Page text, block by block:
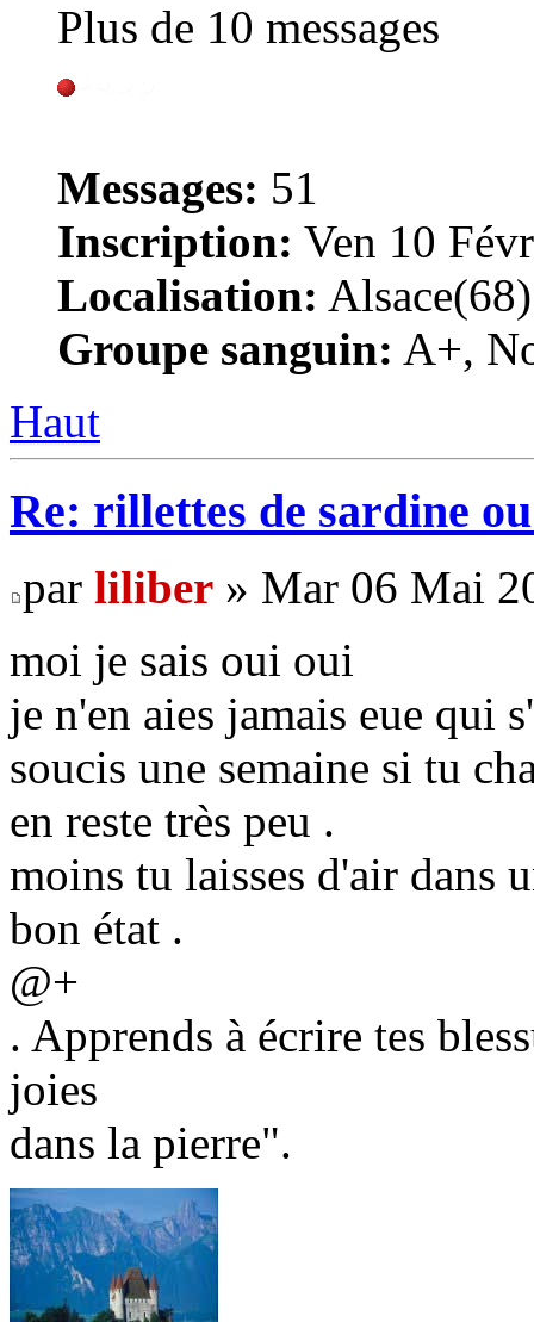
Plus de 10 messages
Messages: 51
Inscription: Ven 10
Localisation: Alsace(68)
Groupe sanguin: A+,
Haut
Re: rillettes de sardine
par liliber » Mar 06 Mai
moi je sais oui oui
je n'en aies jamais eue qui
soucis une semaine si tu
en reste très peu .
moins tu laisses d'air dans
bon état .
@+
. Apprends à écrire tes
joies
dans la pierre".